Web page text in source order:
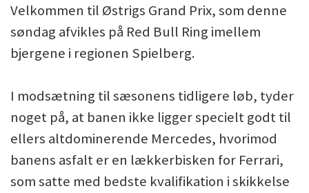
Velkommen til Østrigs Grand Prix, som denne
søndag afvikles på Red Bull Ring imellem
bjergene i regionen Spielberg.
I modsætning til sæsonens tidligere løb, tyder
noget på, at banen ikke ligger specielt godt til
ellers altdominerende Mercedes, hvorimod
banens asfalt er en lækkerbisken for Ferrari,
som satte med bedste kvalifikation i skikkelse